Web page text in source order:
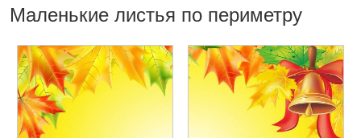
Маленькие листья по периметру